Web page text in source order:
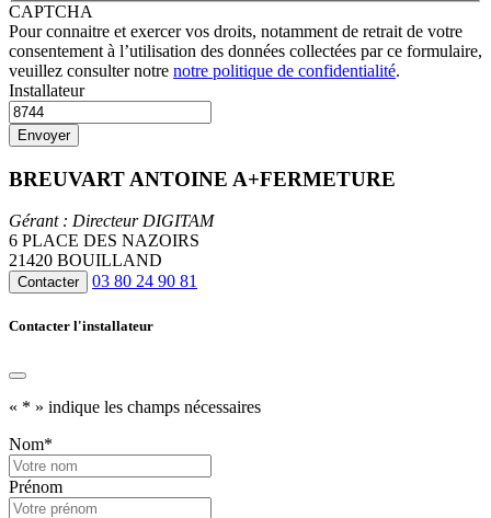
CAPTCHA
Pour connaitre et exercer vos droits, notamment de retrait de votre
consentement à l’utilisation des données collectées par ce formulaire,
veuillez consulter notre notre politique de confidentialité.
Installateur
BREUVART ANTOINE A+FERMETURE
Gérant : Directeur DIGITAM
6 PLACE DES NAZOIRS
21420 BOUILLAND
Contacter 03 80 24 90 81
Contacter l'installateur
« * » indique les champs nécessaires
Nom*
Prénom